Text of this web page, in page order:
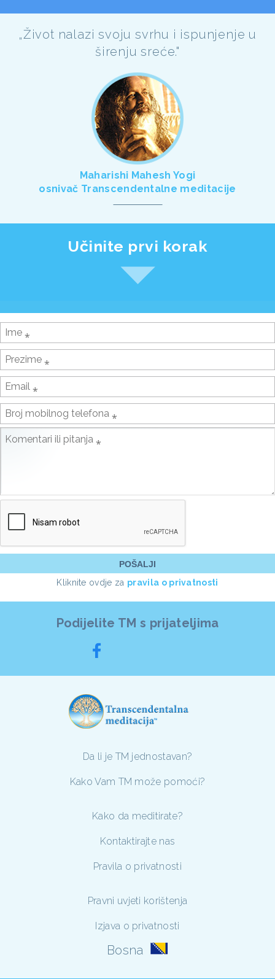
„Život nalazi svoju svrhu i ispunjenje u
širenju sreće."
Maharishi Mahesh Yogi
osnivač Transcendentalne meditacije
Učinite prvi korak
Kliknite ovdje za pravila o privatnosti
Podijelite TM s prijateljima
Da li je TM jednostavan?
Kako Vam TM može pomoći?
Kako da meditirate?
Kontaktirajte nas
Pravila o privatnosti
Pravni uvjeti korištenja
Izjava o privatnosti
Bosna